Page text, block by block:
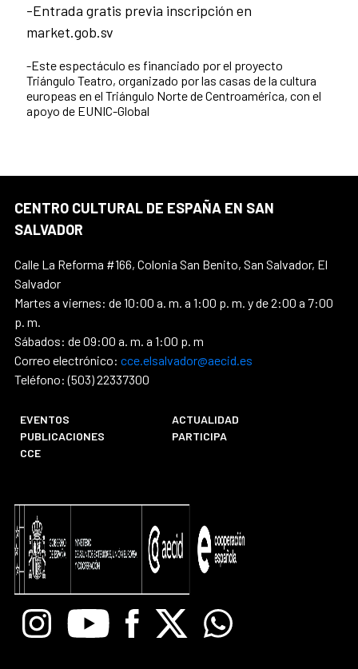
-Entrada gratis previa inscripción en
market.gob.sv
-Este espectáculo es financiado por el proyecto
Triángulo Teatro, organizado por las casas de la cultura
europeas en el Triángulo Norte de Centroamérica, con el
apoyo de EUNIC-Global
CENTRO CULTURAL DE ESPAÑA EN SAN
SALVADOR
Calle La Reforma #166, Colonia San Benito, San Salvador, El
Salvador
Martes a viernes: de 10:00 a. m. a 1:00 p. m. y de 2:00 a 7:00
p. m.
Sábados: de 09:00 a. m. a 1:00 p. m
Correo electrónico: cce.elsalvador@aecid.es
Teléfono: (503) 22337300
EVENTOS
ACTUALIDAD
PUBLICACIONES
PARTICIPA
CCE
InstagramYoutube Facebook
X Whatsapp